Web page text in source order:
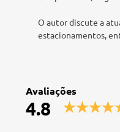
O autor discute a
estacionamentos,
Avaliações
4.8